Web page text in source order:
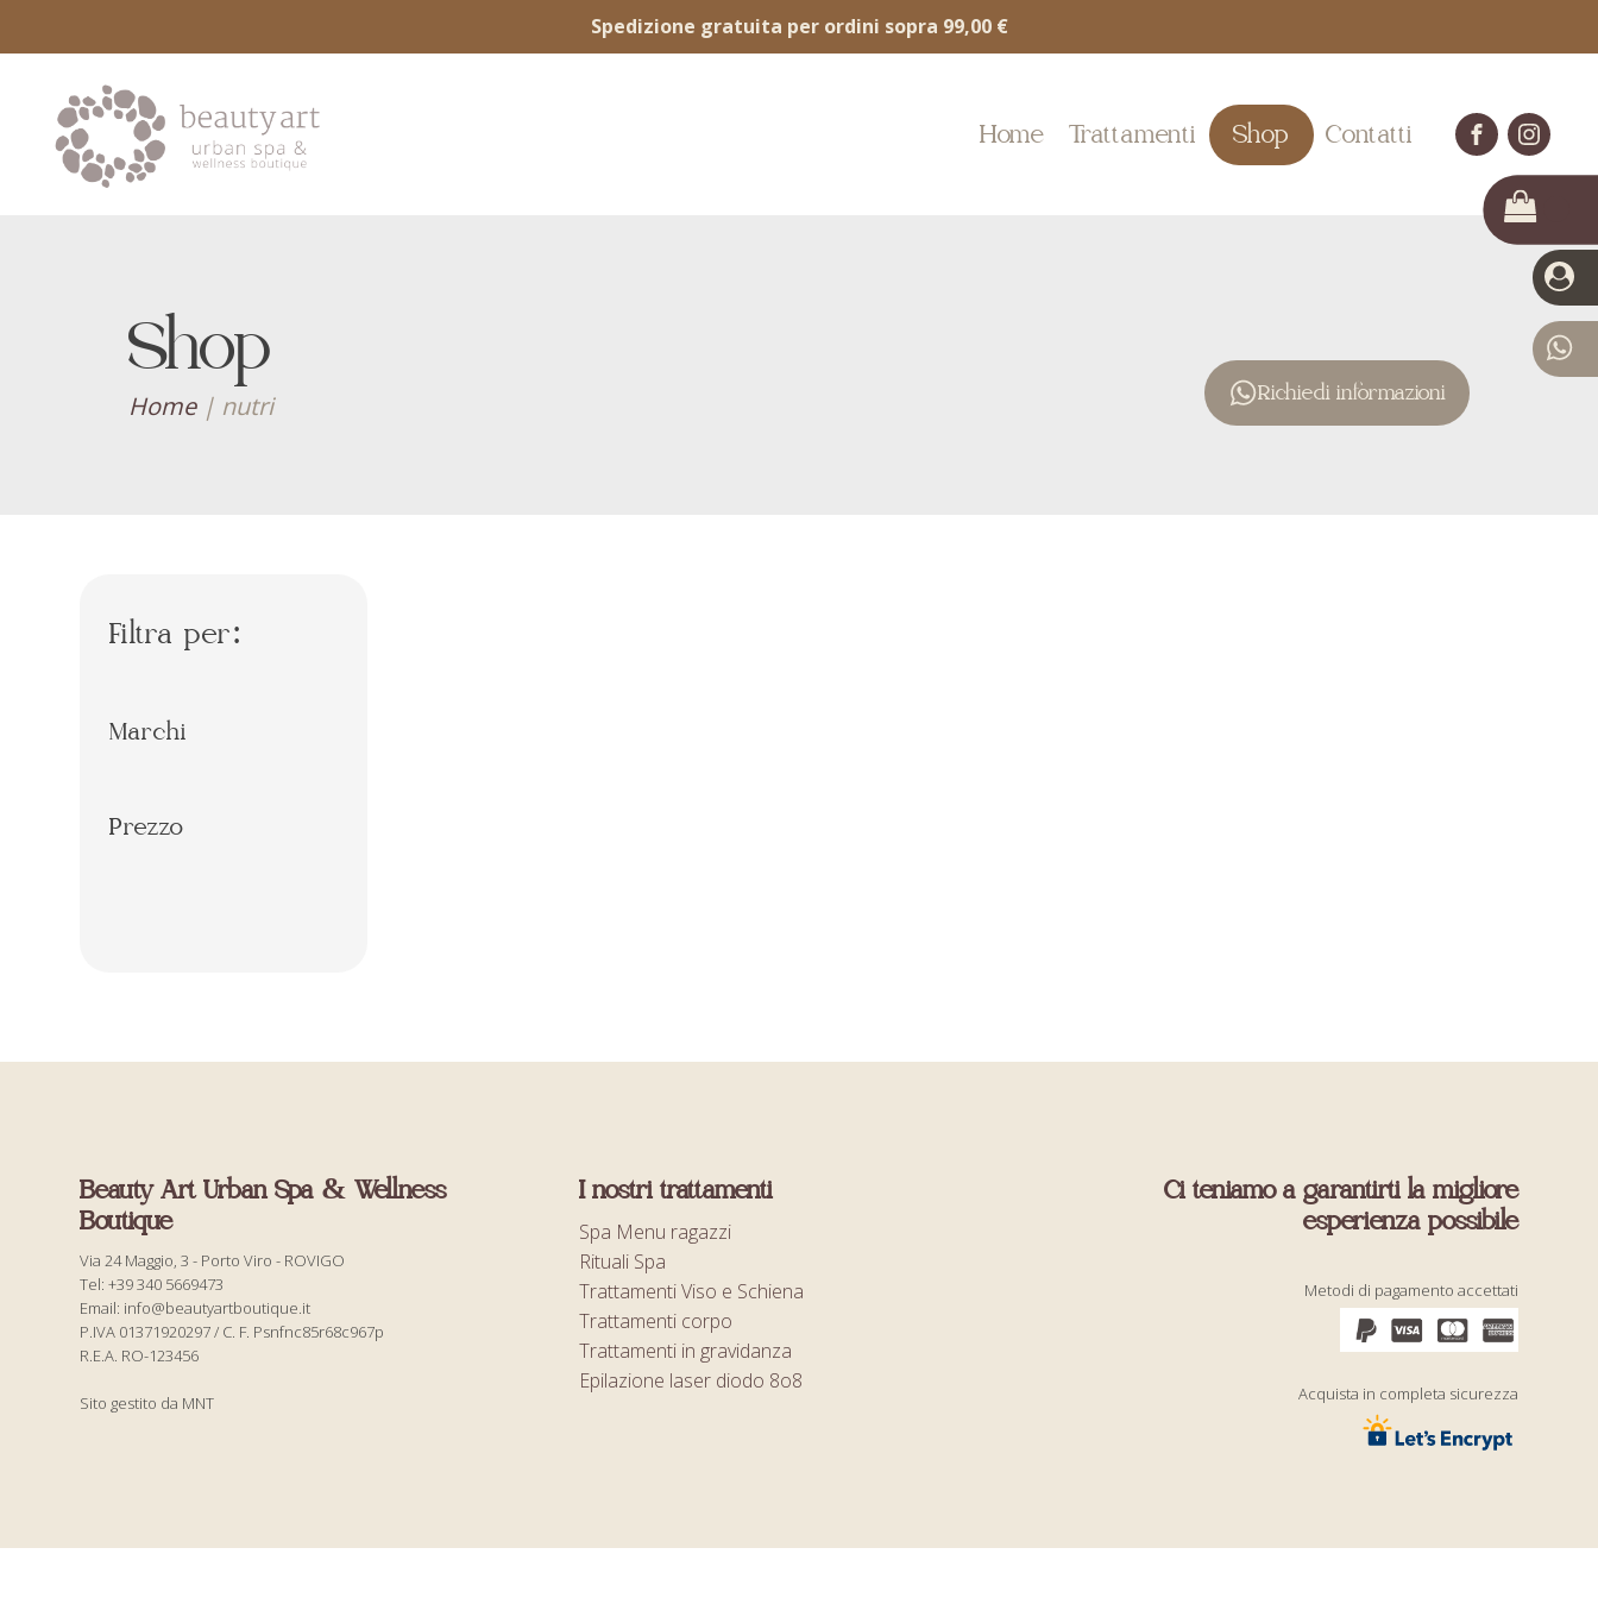
Spedizione gratuita per ordini sopra 99,00 €
Home Trattamenti Shop Contatti
Shop
Home| nutri Richiedi informazioni
Filtra per:
Marchi
Prezzo
Beauty Art Urban Spa & Wellness
Boutique
Via 24 Maggio, 3 - Porto Viro - ROVIGO
Tel: +39 340 5669473
Email: info@beautyartboutique.it
P.IVA 01371920297 / C. F. Psnfnc85r68c967p
R.E.A. RO-123456
Sito gestito da MNT
I nostri trattamenti
Spa Menu ragazzi
Rituali Spa
Trattamenti Viso e Schiena
Trattamenti corpo
Trattamenti in gravidanza
Epilazione laser diodo 8o8
Ci teniamo a garantirti la migliore
esperienza possibile
Metodi di pagamento accettati
Acquista in completa sicurezza